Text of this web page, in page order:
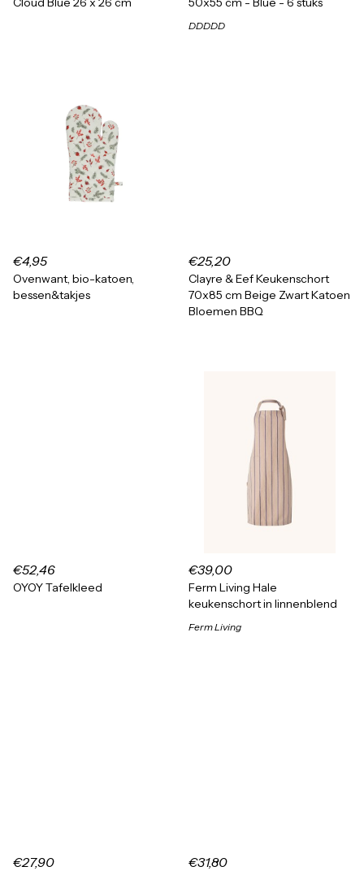
DDDDD
€4,95
Ovenwant, bio-katoen,
bessen&takjes
€25,20
Clayre & Eef Keukenschort
70x85 cm Beige Zwart Katoen
Bloemen BBQ
€52,46
OYOY Tafelkleed
€39,00
Ferm Living Hale
keukenschort in linnenblend
Ferm Living
€27,90 €31,80